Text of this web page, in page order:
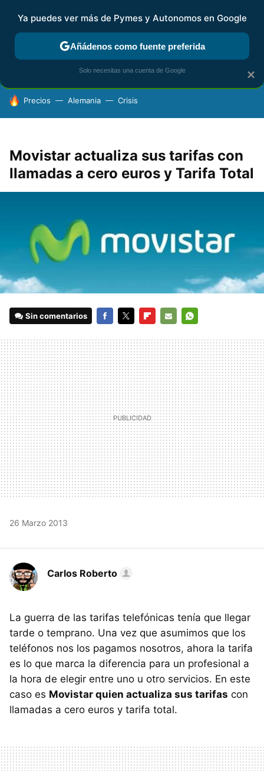
FISCALIDAD Y CONTABILIDAD KIT DIGITAL RENTA
HOY SE HABLA DE
Precios Alemania Crisis
Movistar actualiza sus tarifas con
llamadas a cero euros y Tarifa Total
Sin comentarios
MAIL
26 Marzo 2013
Carlos Roberto
La guerra de las tarifas telefónicas tenía que llegar
tarde o temprano. Una vez que asumimos que los
teléfonos nos los pagamos nosotros, ahora la tarifa
es lo que marca la diferencia para un profesional a
la hora de elegir entre uno u otro servicios. En este
caso es Movistar quien actualiza sus tarifas con
llamadas a cero euros y tarifa total.
×
Ya puedes ver más de Pymes y Autonomos en Google
Añádenos como fuente preferida
Solo necesitas una cuenta de Google